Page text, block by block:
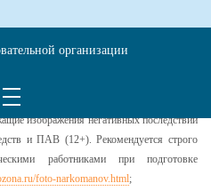
материалов
наркотических
изображения негативных последствий
и ПАВ (12+). Рекомендуется строго
работниками при подготовке
foto-narkomanov.html;
организации